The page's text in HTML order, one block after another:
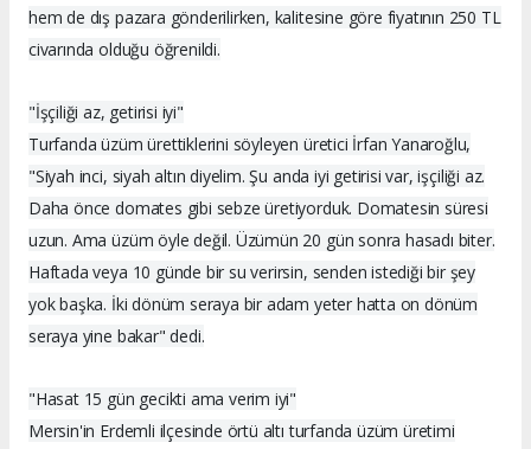
hem de dış pazara gönderilirken, kalitesine göre fiyatının 250 TL
civarında olduğu öğrenildi.
"İşçiliği az, getirisi iyi"
Turfanda üzüm ürettiklerini söyleyen üretici İrfan Yanaroğlu,
"Siyah inci, siyah altın diyelim. Şu anda iyi getirisi var, işçiliği az.
Daha önce domates gibi sebze üretiyorduk. Domatesin süresi
uzun. Ama üzüm öyle değil. Üzümün 20 gün sonra hasadı biter.
Haftada veya 10 günde bir su verirsin, senden istediği bir şey
yok başka. İki dönüm seraya bir adam yeter hatta on dönüm
seraya yine bakar" dedi.
"Hasat 15 gün gecikti ama verim iyi"
Mersin'in Erdemli ilçesinde örtü altı turfanda üzüm üretimi